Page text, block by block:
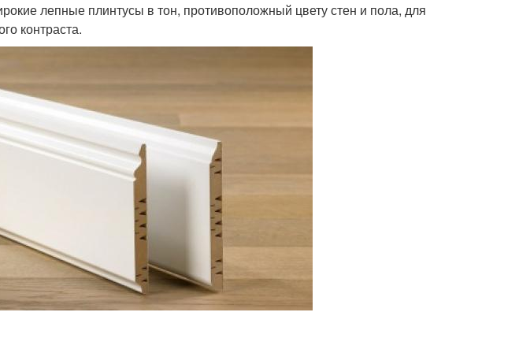
лепные плинтусы в тон, противоположный цвету стен и пола, для
контраста.